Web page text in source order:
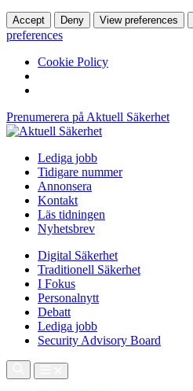
Accept Deny View preferences
preferences
Cookie Policy
Prenumerera på Aktuell Säkerhet
Lediga jobb
Tidigare nummer
Annonsera
Kontakt
Läs tidningen
Nyhetsbrev
Digital Säkerhet
Traditionell Säkerhet
I Fokus
Personalnytt
Debatt
Lediga jobb
Security Advisory Board